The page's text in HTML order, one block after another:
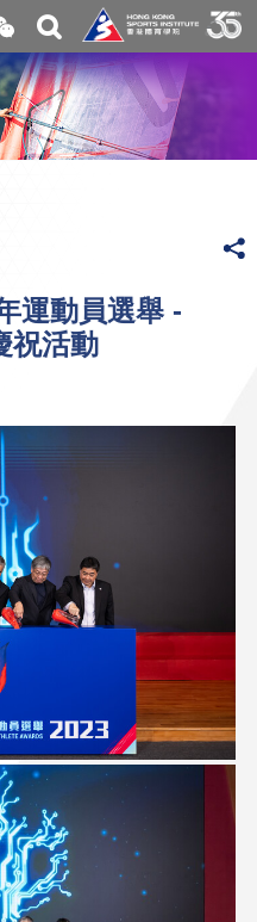
合
關
搜
尋
運動員選舉 -
祝活動